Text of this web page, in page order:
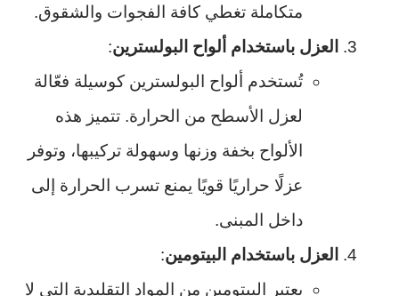
متكاملة تغطي كافة الفجوات والشقوق.
العزل باستخدام ألواح البولسترين:
تُستخدم ألواح البولسترين كوسيلة فعّالة
لعزل الأسطح من الحرارة. تتميز هذه
الألواح بخفة وزنها وسهولة تركيبها، وتوفر
عزلًا حراريًا قويًا يمنع تسرب الحرارة إلى
داخل المبنى.
العزل باستخدام البيتومين:
يعتبر البيتومين من المواد التقليدية التي لا